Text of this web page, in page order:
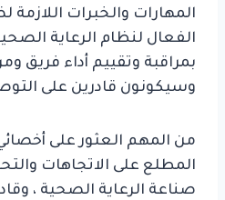
المهارات والخبرات
الفعال لنظام الرعاية
بمراقبة وتقييم أداء فريق
وسيكونون قادرين على
من المهم العثور على أخصائي
المطلع على الاتجاهات
صناعة الرعاية الصحية ،